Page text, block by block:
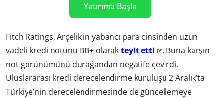
Yatırıma Başla
Fitch Ratings, Arçelik’in yabancı para cinsinden uzun
vadeli kredi notunu BB+ olarakteyit etti
. Buna karşın
not görünümünü durağandan negatife çevirdi.
Uluslararası kredi derecelendirme kuruluşu 2 Aralık’ta
Türkiye’nin derecelendirmesinde de güncellemeye